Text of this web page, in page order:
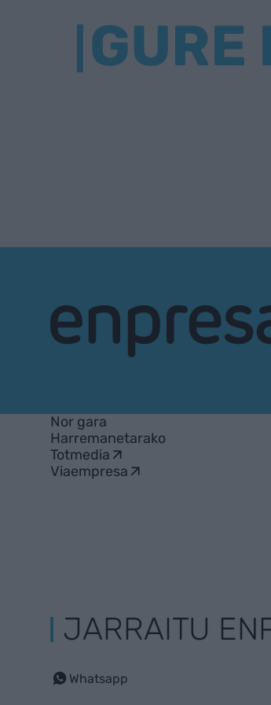
GURE
Nor gara
Harremanetarako
Totmedia
Viaempresa
JARRAITU
Whatsapp